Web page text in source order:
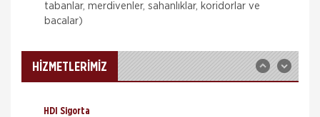
tabanlar, merdivenler, sahanlıklar, koridorlar ve
bacalar)
HİZMETLERİMİZ
sigortalı binalarda neden olacağı hasarlara karşı
Aksigorta
İş yeri Paket Sigortası siz iş yeri sahipleri
düşünülerek mümkün olan tüm riskleri en ekonomik
HDI Sigorta